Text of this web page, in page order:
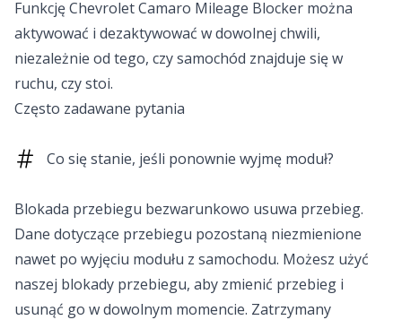
Funkcję Chevrolet Camaro Mileage Blocker można
aktywować i dezaktywować w dowolnej chwili,
niezależnie od tego, czy samochód znajduje się w
ruchu, czy stoi.
Często zadawane pytania
Co się stanie, jeśli ponownie wyjmę moduł?
Blokada przebiegu bezwarunkowo usuwa przebieg.
Dane dotyczące przebiegu pozostaną niezmienione
nawet po wyjęciu modułu z samochodu. Możesz użyć
naszej blokady przebiegu, aby zmienić przebieg i
usunąć go w dowolnym momencie. Zatrzymany